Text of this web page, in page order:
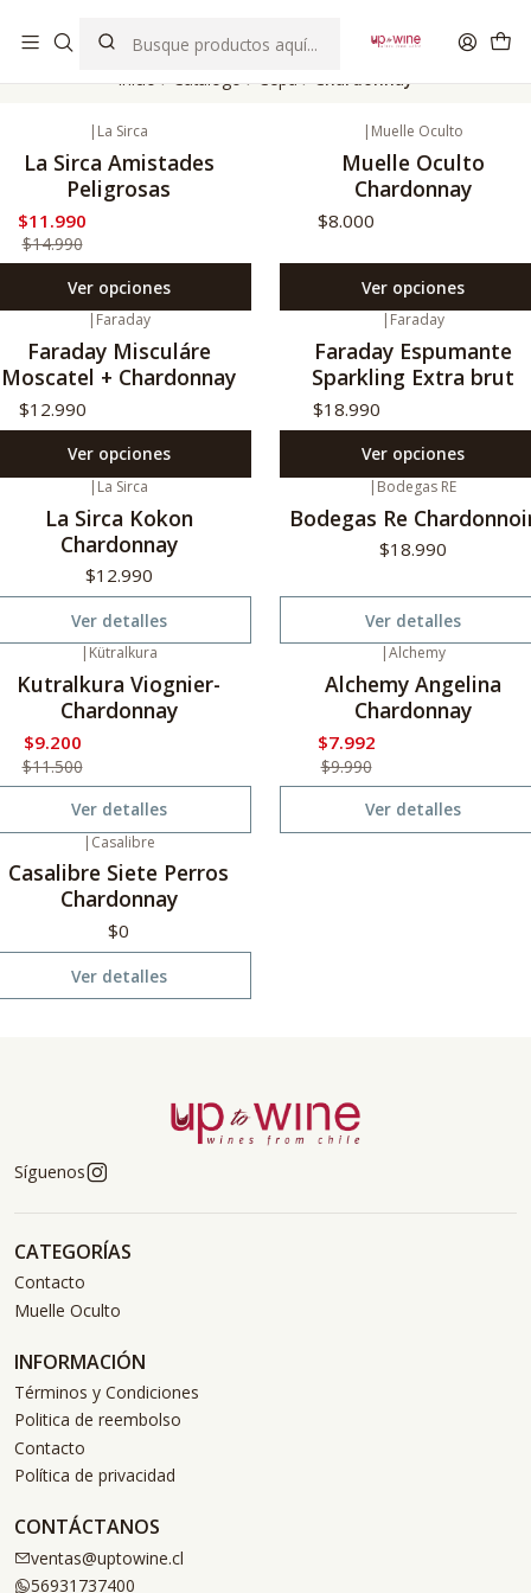
Inicio Catálogo Cepa Chardonnay
| La Sirca
La Sirca Amistades
Peligrosas
$11.990
$14.990
Ver opciones
| Muelle Oculto
Muelle Oculto
Chardonnay
$8.000
Ver opciones
| Faraday
Faraday Misculáre
Moscatel + Chardonnay
$12.990
Ver opciones
| Faraday
Faraday Espumante
Sparkling Extra brut
$18.990
Ver opciones
| La Sirca
La Sirca Kokon
Chardonnay
$12.990
Ver detalles
No disponible
| Bodegas RE
Bodegas Re
$18.990
Ver detalles
disponible
| Kütralkura
Kutralkura Viognier-
Chardonnay
$9.200
$11.500
Ver detalles
No disponible
|Alchemy
Alchemy Angelina
Chardonnay
$7.992
$9.990
Ver detalles
| Casalibre
Casalibre Siete Perros
Chardonnay
$0
Ver detalles
Síguenos
CATEGORÍAS
Contacto
Muelle Oculto
INFORMACIÓN
Términos y Condiciones
Politica de reembolso
Contacto
Política de privacidad
CONTÁCTANOS
ventas@uptowine.cl
56931737400